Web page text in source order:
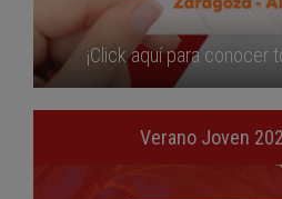
¡Click aquí para conocer
Verano Joven